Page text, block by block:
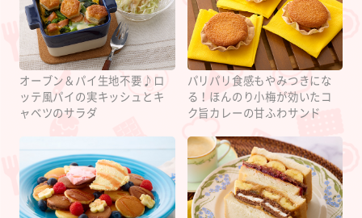
オーブン＆パイ生地不要♪ロ
ッテ風パイの実キッシュとキ
ャベツのサラダ
パリパリ食感もやみつきにな
る！ほんのり小梅が効いたコ
ク旨カレーの甘ふわサンド